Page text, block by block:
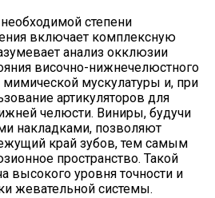
степени
включает комплексную
анализ окклюзии
височно-нижнечелюстного
мимической мускулатуры и, при
артикуляторов для
челюсти. Виниры, будучи
накладками, позволяют
край зубов, тем самым
пространство. Такой
высокого уровня точности и
жевательной системы.